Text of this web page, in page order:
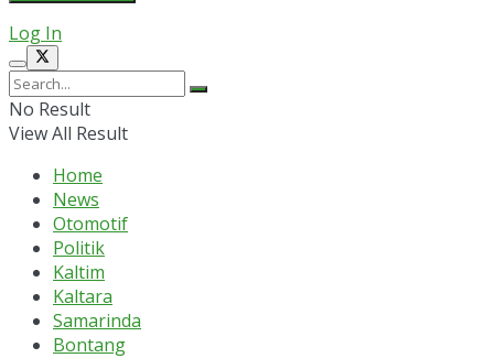
Log In
No Result
View All Result
Home
News
Otomotif
Politik
Kaltim
Kaltara
Samarinda
Bontang